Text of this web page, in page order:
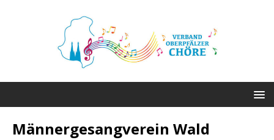
Männergesangverein Wald